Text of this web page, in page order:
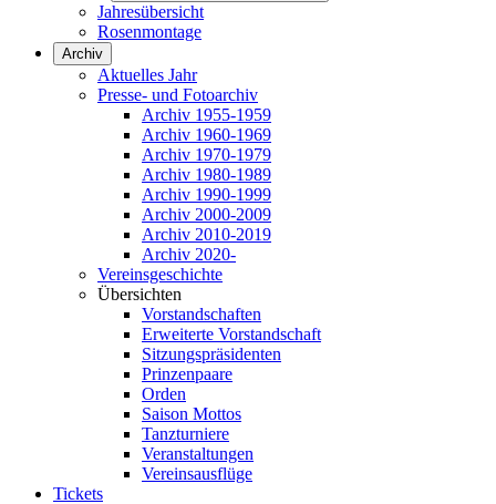
Jahresübersicht
Rosenmontage
Archiv
Aktuelles Jahr
Presse- und Fotoarchiv
Archiv 1955-1959
Archiv 1960-1969
Archiv 1970-1979
Archiv 1980-1989
Archiv 1990-1999
Archiv 2000-2009
Archiv 2010-2019
Archiv 2020-
Vereinsgeschichte
Übersichten
Vorstandschaften
Erweiterte Vorstandschaft
Sitzungspräsidenten
Prinzenpaare
Orden
Saison Mottos
Tanzturniere
Veranstaltungen
Vereinsausflüge
Tickets